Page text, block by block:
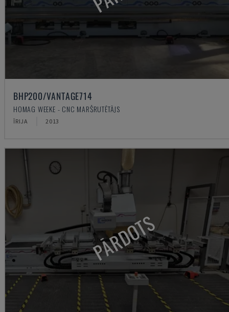
BHP200/VANTAGE714
HOMAG WEEKE - CNC MARŠRUTĒTĀJS
ĪRIJA 2013
PĀRDOTS